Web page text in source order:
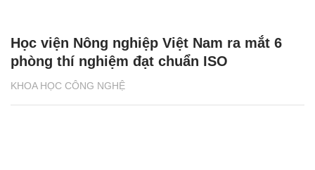
KHOA HỌC CÔNG NGHỆ
Học viện Nông nghiệp Việt Nam ra mắt 6
phòng thí nghiệm đạt chuẩn ISO